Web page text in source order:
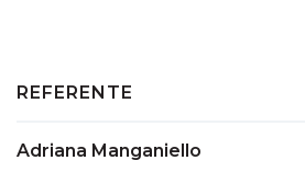
REFERENTE
Adriana Manganiello